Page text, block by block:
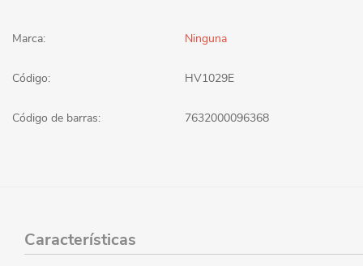
Marca: Ninguna
Código: HV1029E
Código de barras: 7632000096368
Características